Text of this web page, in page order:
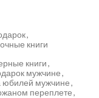
,
книги
книги,
мужчине,
юбилей мужчине,
переплете,